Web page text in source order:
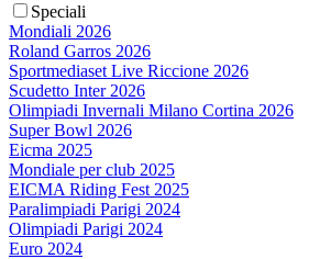
Speciali
Mondiali 2026
Roland Garros 2026
Sportmediaset Live Riccione 2026
Scudetto Inter 2026
Olimpiadi Invernali Milano Cortina 2026
Super Bowl 2026
Eicma 2025
Mondiale per club 2025
EICMA Riding Fest 2025
Paralimpiadi Parigi 2024
Olimpiadi Parigi 2024
Euro 2024